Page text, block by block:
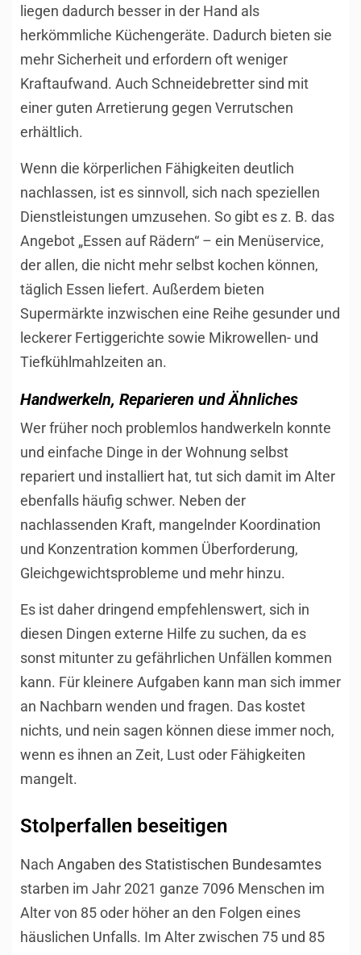
liegen dadurch besser in der Hand als
herkömmliche Küchengeräte. Dadurch bieten sie
mehr Sicherheit und erfordern oft weniger
Kraftaufwand. Auch Schneidebretter sind mit
einer guten Arretierung gegen Verrutschen
erhältlich.
Wenn die körperlichen Fähigkeiten deutlich
nachlassen, ist es sinnvoll, sich nach speziellen
Dienstleistungen umzusehen. So gibt es z. B. das
Angebot „Essen auf Rädern“ – ein Menüservice,
der allen, die nicht mehr selbst kochen können,
täglich Essen liefert. Außerdem bieten
Supermärkte inzwischen eine Reihe gesunder und
leckerer Fertiggerichte sowie Mikrowellen- und
Tiefkühlmahlzeiten an.
Handwerkeln, Reparieren und Ähnliches
Wer früher noch problemlos handwerkeln konnte
und einfache Dinge in der Wohnung selbst
repariert und installiert hat, tut sich damit im Alter
ebenfalls häufig schwer. Neben der
nachlassenden Kraft, mangelnder Koordination
und Konzentration kommen Überforderung,
Gleichgewichtsprobleme und mehr hinzu.
Es ist daher dringend empfehlenswert, sich in
diesen Dingen externe Hilfe zu suchen, da es
sonst mitunter zu gefährlichen Unfällen kommen
kann. Für kleinere Aufgaben kann man sich immer
an Nachbarn wenden und fragen. Das kostet
nichts, und nein sagen können diese immer noch,
wenn es ihnen an Zeit, Lust oder Fähigkeiten
mangelt.
Stolperfallen beseitigen
Nach Angaben des Statistischen Bundesamtes
starben im Jahr 2021 ganze 7096 Menschen im
Alter von 85 oder höher an den Folgen eines
häuslichen Unfalls. Im Alter zwischen 75 und 85